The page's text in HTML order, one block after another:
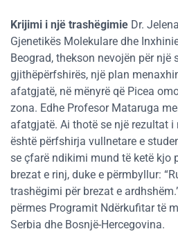
Krijimi i një trashëgimie Dr.
Gjenetikës Molekulare dhe
Beograd, thekson nevojën për një
gjithëpërfshirës, një plan
afatgjatë, në mënyrë që Picea
zona. Edhe Profesor Mataruga
afatgjatë. Ai thotë se një rezultat
është përfshirja vullnetare e
se çfarë ndikimi mund të ketë kjo
brezat e rinj, duke e përmbyllur:
trashëgimi për brezat e
përmes Programit Ndërkufitar të
Serbia dhe Bosnjë-Hercegovina.